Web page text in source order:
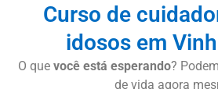
Curso de
idosos em
O que você está esperando?
de vida agora